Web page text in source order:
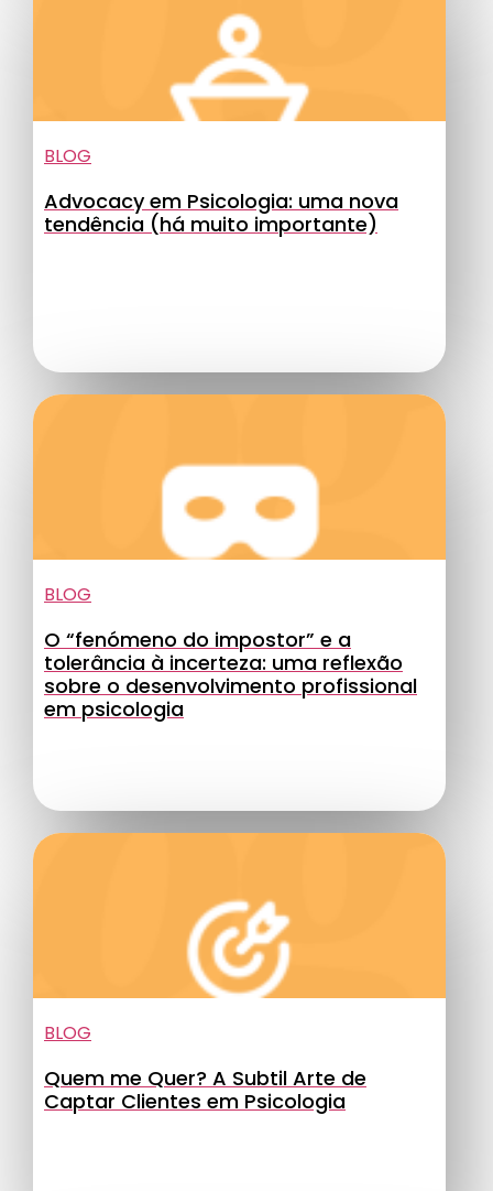
BLOG
Advocacy em Psicologia: uma nova
tendência (há muito importante)
BLOG
O “fenómeno do impostor” e a
tolerância à incerteza: uma reflexão
sobre o desenvolvimento profissional
em psicologia
BLOG
Quem me Quer? A Subtil Arte de
Captar Clientes em Psicologia